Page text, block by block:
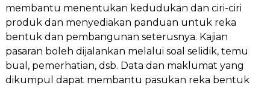
membantu menentukan kedudukan dan ciri-ciri
produk dan menyediakan panduan untuk reka
bentuk dan pembangunan seterusnya. Kajian
pasaran boleh dijalankan melalui soal selidik, temu
bual, pemerhatian, dsb. Data dan maklumat yang
dikumpul dapat membantu pasukan reka bentuk